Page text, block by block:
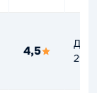
4,5
До